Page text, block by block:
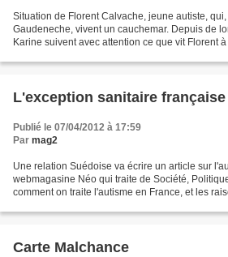
Situation de Florent Calvache, jeune autiste,
Gaudeneche, vivent un cauchemar. Depuis de
Karine suivent avec attention ce que vit Florent
L'exception sanitaire française
Publié le 07/04/2012 à 17:59
Par mag2
Une relation Suédoise va écrire un article sur
webmagasine Néo qui traite de Société,
comment on traite l'autisme en France, et les
Carte Malchance